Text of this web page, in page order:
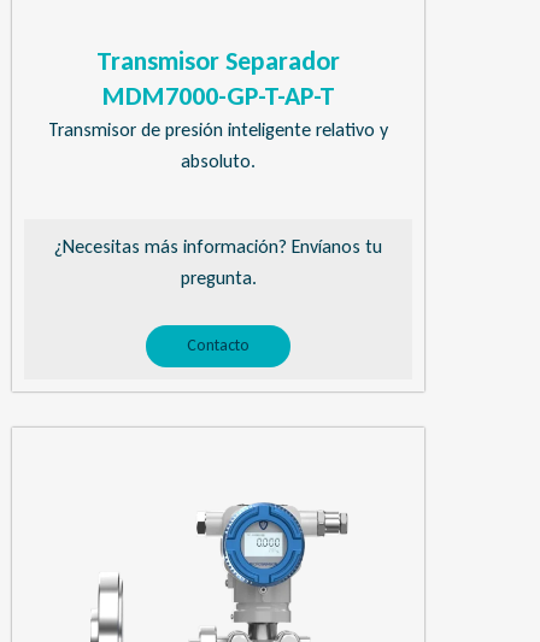
Transmisor Separador
MDM7000-GP-T-AP-T
Transmisor de presión inteligente relativo y
absoluto.
¿Necesitas más información? Envíanos tu
pregunta.
Contacto